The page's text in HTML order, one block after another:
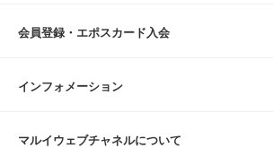
会員登録・エポスカード入会
インフォメーション
マルイウェブチャネルについて